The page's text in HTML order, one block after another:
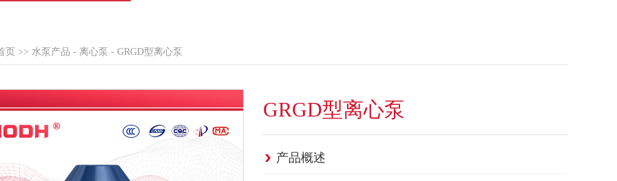
页 >> 水泵产品 - 离心泵 - GRGD型离心泵
GRGD型离心泵
产品概述